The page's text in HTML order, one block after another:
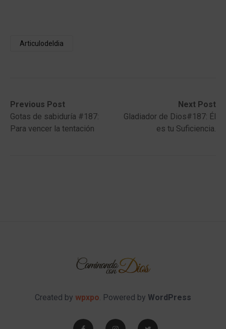
Articulodeldia
Post
navigation
Previous Post
Previous
post:Gotas de sabiduría #187:
Para vencer la tentación
Next Post
Next
post:
Gladiador de Dios#187: Él
es tu Suficiencia.
Created by wpxpo. Powered by WordPress